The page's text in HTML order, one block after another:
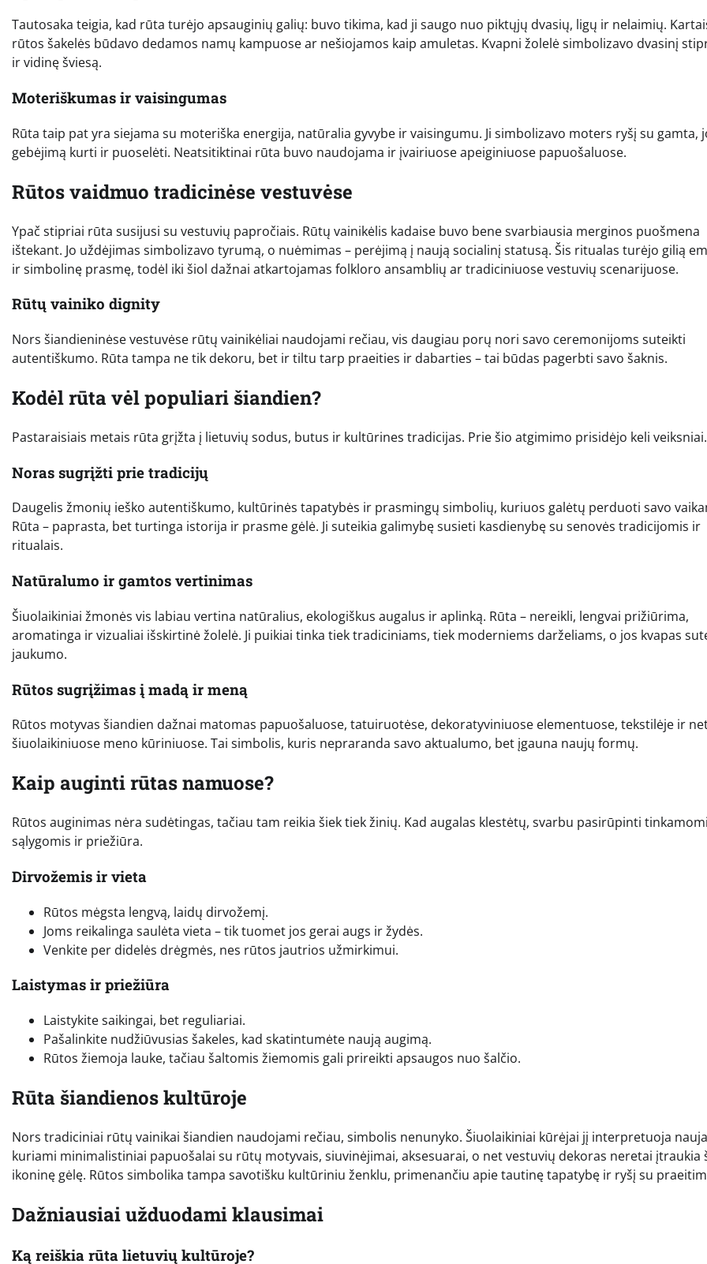
Tautosaka teigia, kad rūta turėjo apsauginių galių: buvo tikima, kad ji saugo nuo piktųjų dvasių, ligų ir nelaimių.
rūtos šakelės būdavo dedamos namų kampuose ar nešiojamos kaip amuletas. Kvapni žolelė simbolizavo dvasinį
ir vidinę šviesą.
Moteriškumas ir vaisingumas
Rūta taip pat yra siejama su moteriška energija, natūralia gyvybe ir vaisingumu. Ji simbolizavo moters ryšį su gamta,
gebėjimą kurti ir puoselėti. Neatsitiktinai rūta buvo naudojama ir įvairiuose apeiginiuose papuošaluose.
Rūtos vaidmuo tradicinėse vestuvėse
Ypač stipriai rūta susijusi su vestuvių papročiais. Rūtų vainikėlis kadaise buvo bene svarbiausia merginos puošmena
ištekant. Jo uždėjimas simbolizavo tyrumą, o nuėmimas – perėjimą į naują socialinį statusą. Šis ritualas turėjo gilią
ir simbolinę prasmę, todėl iki šiol dažnai atkartojamas folkloro ansamblių ar tradiciniuose vestuvių scenarijuose.
Rūtų vainiko dignity
Nors šiandieninėse vestuvėse rūtų vainikėliai naudojami rečiau, vis daugiau porų nori savo ceremonijoms suteikti
autentiškumo. Rūta tampa ne tik dekoru, bet ir tiltu tarp praeities ir dabarties – tai būdas pagerbti savo šaknis.
Kodėl rūta vėl populiari šiandien?
Pastaraisiais metais rūta grįžta į lietuvių sodus, butus ir kultūrines tradicijas. Prie šio atgimimo prisidėjo keli veiksniai.
Noras sugrįžti prie tradicijų
Daugelis žmonių ieško autentiškumo, kultūrinės tapatybės ir prasmingų simbolių, kuriuos galėtų perduoti savo
Rūta – paprasta, bet turtinga istorija ir prasme gėlė. Ji suteikia galimybę susieti kasdienybę su senovės tradicijomis ir
ritualais.
Natūralumo ir gamtos vertinimas
Šiuolaikiniai žmonės vis labiau vertina natūralius, ekologiškus augalus ir aplinką. Rūta – nereikli, lengvai prižiūrima,
aromatinga ir vizualiai išskirtinė žolelė. Ji puikiai tinka tiek tradiciniams, tiek moderniems darželiams, o jos kvapas
jaukumo.
Rūtos sugrįžimas į madą ir meną
Rūtos motyvas šiandien dažnai matomas papuošaluose, tatuiruotėse, dekoratyviniuose elementuose, tekstilėje ir
šiuolaikiniuose meno kūriniuose. Tai simbolis, kuris nepraranda savo aktualumo, bet įgauna naujų formų.
Kaip auginti rūtas namuose?
Rūtos auginimas nėra sudėtingas, tačiau tam reikia šiek tiek žinių. Kad augalas klestėtų, svarbu pasirūpinti
sąlygomis ir priežiūra.
Dirvožemis ir vieta
Rūtos mėgsta lengvą, laidų dirvožemį.
Joms reikalinga saulėta vieta – tik tuomet jos gerai augs ir žydės.
Venkite per didelės drėgmės, nes rūtos jautrios užmirkimui.
Laistymas ir priežiūra
Laistykite saikingai, bet reguliariai.
Pašalinkite nudžiūvusias šakeles, kad skatintumėte naują augimą.
Rūtos žiemoja lauke, tačiau šaltomis žiemomis gali prireikti apsaugos nuo šalčio.
Rūta šiandienos kultūroje
Nors tradiciniai rūtų vainikai šiandien naudojami rečiau, simbolis nenunyko. Šiuolaikiniai kūrėjai jį interpretuoja
kuriami minimalistiniai papuošalai su rūtų motyvais, siuvinėjimai, aksesuarai, o net vestuvių dekoras neretai įtraukia
ikoninę gėlę. Rūtos simbolika tampa savotišku kultūriniu ženklu, primenančiu apie tautinę tapatybę ir ryšį su
Dažniausiai užduodami klausimai
Ką reiškia rūta lietuvių kultūroje?